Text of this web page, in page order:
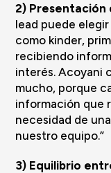
2) Presentación
lead puede
como kinder,
recibiendo
interés. Acoyani
mucho, porque
información que
necesidad de
nuestro equipo.”
3) Equilibrio